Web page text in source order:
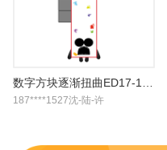
187****1527沈-陆-许